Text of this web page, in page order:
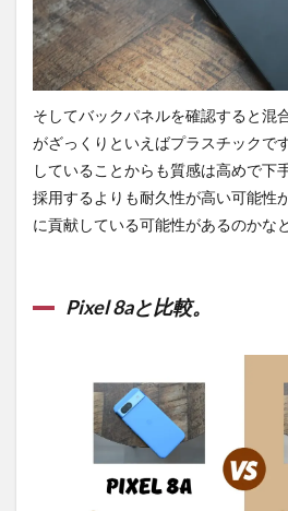
そしてバックパネルを確認すると混
がざっくりといえばプラスチックで
していることからも質感は高めで下
採用するよりも耐久性が高い可能性
に貢献している可能性があるのかな
Pixel 8aと比較。